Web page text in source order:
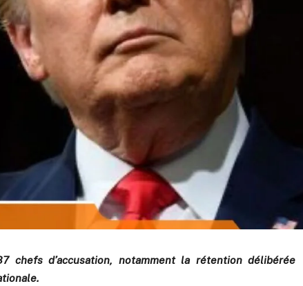
chefs d’accusation, notamment la rétention délibérée